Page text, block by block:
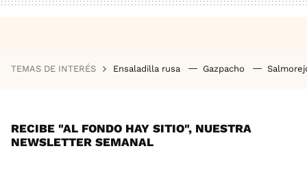
TEMAS DE INTERÉS Ensaladilla rusa Gazpacho
RECIBE "AL FONDO HAY SITIO", NUESTRA
NEWSLETTER SEMANAL